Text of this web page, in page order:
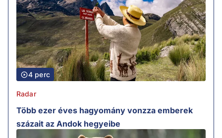
4 perc
Radar
Több ezer éves hagyomány vonzza emberek
százait az Andok hegyeibe